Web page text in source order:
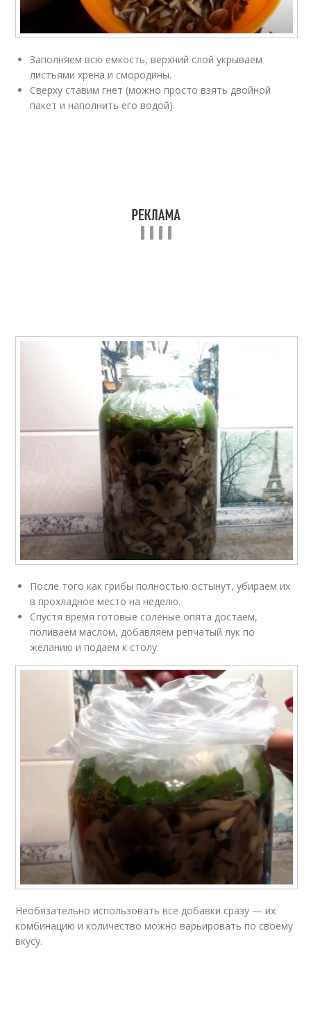
Заполняем всю емкость, верхний слой укрываем
листьями хрена и смородины.
Сверху ставим гнет (можно просто взять двойной
пакет и наполнить его водой).
После того как грибы полностью остынут, убираем их
в прохладное место на неделю.
Спустя время готовые соленые опята достаем,
поливаем маслом, добавляем репчатый лук по
желанию и подаем к столу.
Необязательно использовать все добавки сразу — их
комбинацию и количество можно варьировать по своему
вкусу.